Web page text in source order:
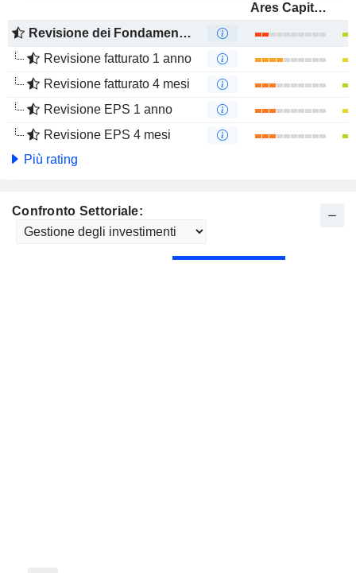
Ares Capital Corporation
Revisione dei Fondamentali
Revisione fatturato 1 anno
Revisione fatturato 4 mesi
Revisione EPS 1 anno
Revisione EPS 4 mesi
Più rating
Confronto Settoriale: